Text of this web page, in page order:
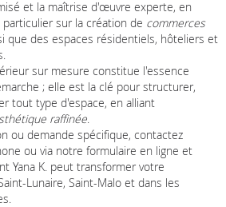
et la maîtrise d'œuvre experte, en
sur la création de commerces
que des espaces résidentiels, hôteliers et
sur mesure constitue l'essence
; elle est la clé pour structurer,
tout type d'espace, en alliant
raffinée.
ou demande spécifique, contactez
ou via notre formulaire en ligne et
Yana K. peut transformer votre
Lunaire, Saint-Malo et dans les